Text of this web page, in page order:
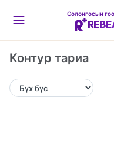
Контур тариа